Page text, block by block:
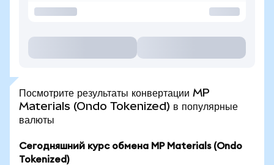
Посмотрите результаты конвертации MP
Materials (Ondo Tokenized) в популярные
валюты
Сегодняшний курс обмена MP Materials (Ondo
Tokenized)